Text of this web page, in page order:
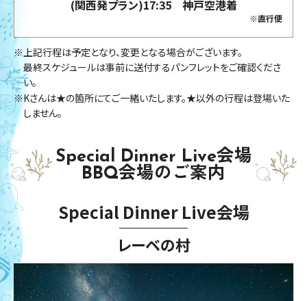
(関西発プラン)17:35 神戸空港着
※直行便
※上記行程は予定となり、変更となる場合がございます。
最終スケジュールは事前に送付するパンフレットをご確認くださ
い。
※Kさんは★の箇所にてご一緒いたします。★以外の行程は登場いた
しません。
Special Dinner Live会場
BBQ会場のご案内
Special Dinner Live会場
レーベの村